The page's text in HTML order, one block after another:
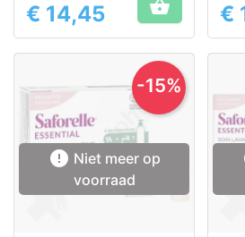
Prijs
€ 14,45  Prijs
€
 Niet meer op
voorraad
-15%